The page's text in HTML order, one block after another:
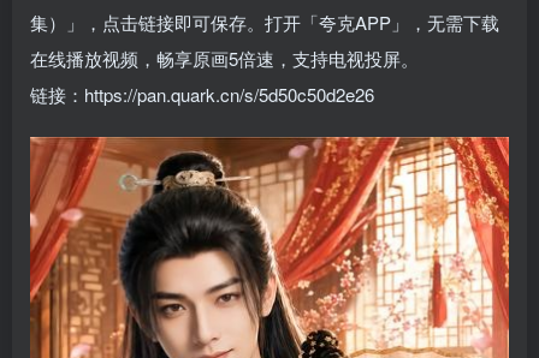
集）」，点击链接即可保存。打开「夸克APP」，无需下载
在线播放视频，畅享原画5倍速，支持电视投屏。
链接：https://pan.quark.cn/s/5d50c50d2e26